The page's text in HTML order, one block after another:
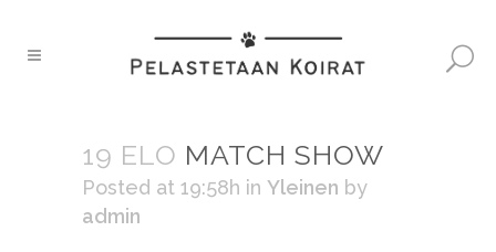
19 ELO MATCH SHOW
Posted at 19:58h in Yleinen by
admin